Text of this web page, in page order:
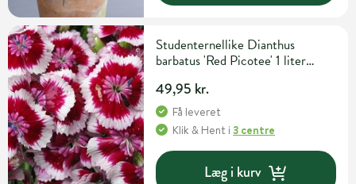
Studenternellike Dianthus
barbatus 'Red Picotee' 1 liter
49,95 kr.
Få leveret
Klik & Hent i3 centre
Læg i kurv